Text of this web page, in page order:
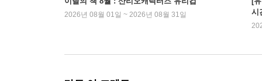
2026년 08월 01일 ~ 2026년 08월 31일
시